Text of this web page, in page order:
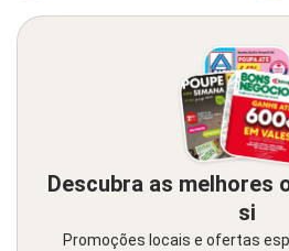
Descubra as melhores
si
Promoções locais e ofertas